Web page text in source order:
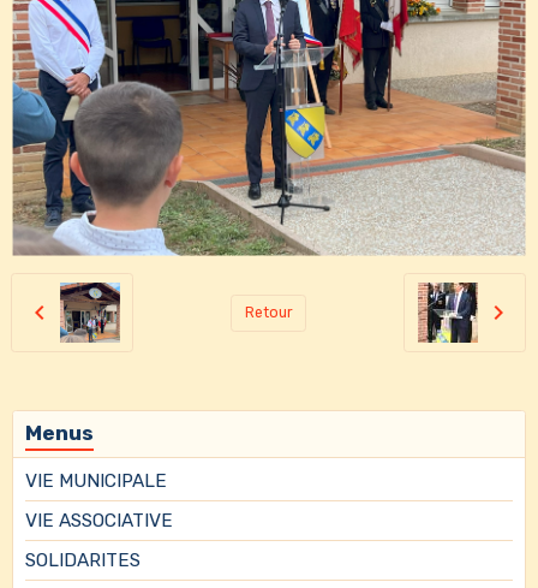
Retour
Menus
VIE MUNICIPALE
VIE ASSOCIATIVE
SOLIDARITES